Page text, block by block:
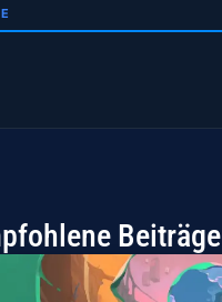
Beiträge